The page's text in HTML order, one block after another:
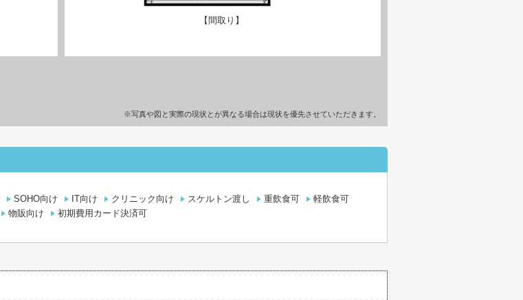
【間取り】
※写真や図と実際の現状とが異なる場合は現状を優先させていただきます。
SOHO向け IT向け クリニック向け スケルトン渡し 重飲食可
軽飲食可
物販向け 初期費用カード決済可